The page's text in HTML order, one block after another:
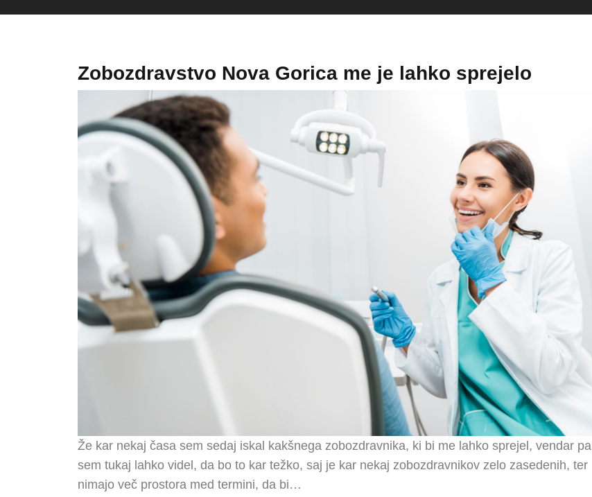
Zobozdravstvo Nova Gorica me je lahko sprejelo
Že kar nekaj časa sem sedaj iskal kakšnega zobozdravnika, ki bi me lahko sprejel, vendar pa
sem tukaj lahko videl, da bo to kar težko, saj je kar nekaj zobozdravnikov zelo zasedenih, ter
nimajo več prostora med termini, da bi…